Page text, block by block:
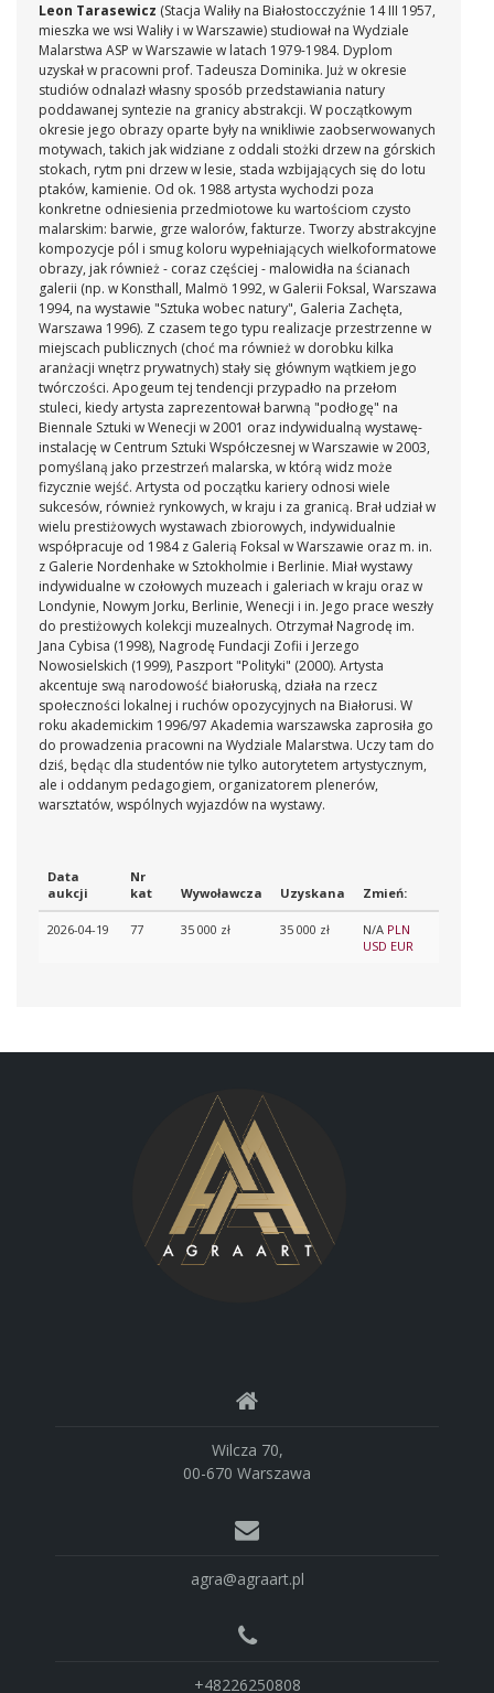
Leon Tarasewicz (Stacja Waliły na Białostocczyźnie 14 III 1957,
mieszka we wsi Waliły i w Warszawie) studiował na Wydziale
Malarstwa ASP w Warszawie w latach 1979-1984. Dyplom
uzyskał w pracowni prof. Tadeusza Dominika. Już w okresie
studiów odnalazł własny sposób przedstawiania natury
poddawanej syntezie na granicy abstrakcji. W początkowym
okresie jego obrazy oparte były na wnikliwie zaobserwowanych
motywach, takich jak widziane z oddali stożki drzew na górskich
stokach, rytm pni drzew w lesie, stada wzbijających się do lotu
ptaków, kamienie. Od ok. 1988 artysta wychodzi poza
konkretne odniesienia przedmiotowe ku wartościom czysto
malarskim: barwie, grze walorów, fakturze. Tworzy abstrakcyjne
kompozycje pól i smug koloru wypełniających wielkoformatowe
obrazy, jak również - coraz częściej - malowidła na ścianach
galerii (np. w Konsthall, Malmö 1992, w Galerii Foksal, Warszawa
1994, na wystawie "Sztuka wobec natury", Galeria Zachęta,
Warszawa 1996). Z czasem tego typu realizacje przestrzenne w
miejscach publicznych (choć ma również w dorobku kilka
aranżacji wnętrz prywatnych) stały się głównym wątkiem jego
twórczości. Apogeum tej tendencji przypadło na przełom
stuleci, kiedy artysta zaprezentował barwną "podłogę" na
Biennale Sztuki w Wenecji w 2001 oraz indywidualną wystawę-
instalację w Centrum Sztuki Współczesnej w Warszawie w 2003,
pomyślaną jako przestrzeń malarska, w którą widz może
fizycznie wejść. Artysta od początku kariery odnosi wiele
sukcesów, również rynkowych, w kraju i za granicą. Brał udział w
wielu prestiżowych wystawach zbiorowych, indywidualnie
współpracuje od 1984 z Galerią Foksal w Warszawie oraz m. in.
z Galerie Nordenhake w Sztokholmie i Berlinie. Miał wystawy
indywidualne w czołowych muzeach i galeriach w kraju oraz w
Londynie, Nowym Jorku, Berlinie, Wenecji i in. Jego prace weszły
do prestiżowych kolekcji muzealnych. Otrzymał Nagrodę im.
Jana Cybisa (1998), Nagrodę Fundacji Zofii i Jerzego
Nowosielskich (1999), Paszport "Polityki" (2000). Artysta
akcentuje swą narodowość białoruską, działa na rzecz
społeczności lokalnej i ruchów opozycyjnych na Białorusi. W
roku akademickim 1996/97 Akademia warszawska zaprosiła go
do prowadzenia pracowni na Wydziale Malarstwa. Uczy tam do
dziś, będąc dla studentów nie tylko autorytetem artystycznym,
ale i oddanym pedagogiem, organizatorem plenerów,
warsztatów, wspólnych wyjazdów na wystawy.
Data
aukcji
Nr
kat
Wywoławcza Uzyskana Zmień:
2026-04-19 77 35 000 zł 35 000 zł N/A PLN
USD EUR
Wilcza 70,
00-670 Warszawa
agra@agraart.pl
+48226250808